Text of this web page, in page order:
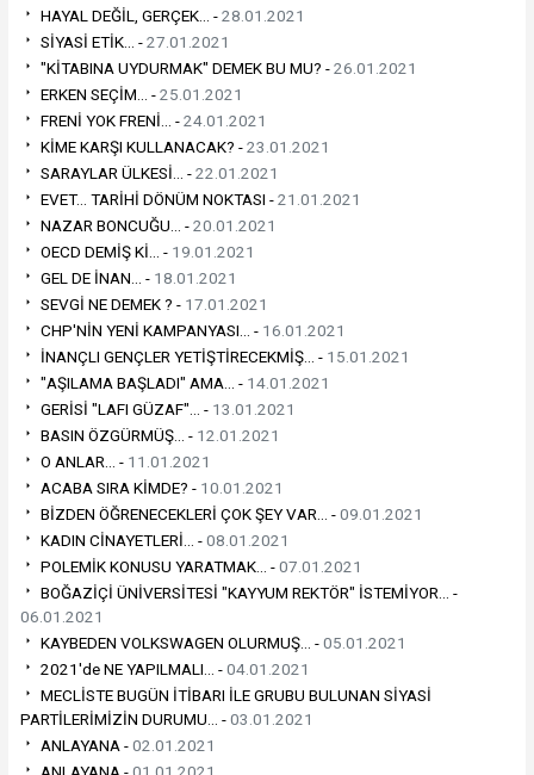
HAYAL DEĞİL, GERÇEK... -28.01.2021
SİYASİ ETİK... -27.01.2021
"KİTABINA UYDURMAK" DEMEK BU MU? -26.01.2021
ERKEN SEÇİM... -25.01.2021
FRENİ YOK FRENİ... -24.01.2021
KİME KARŞI KULLANACAK? -23.01.2021
SARAYLAR ÜLKESİ... -22.01.2021
EVET... TARİHİ DÖNÜM NOKTASI -21.01.2021
NAZAR BONCUĞU... -20.01.2021
OECD DEMİŞ Kİ... - 19.01.2021
GEL DE İNAN... - 18.01.2021
SEVGİ NE DEMEK ? - 17.01.2021
CHP'NİN YENİ KAMPANYASI... - 16.01.2021
İNANÇLI GENÇLER YETİŞTİRECEKMİŞ... - 15.01.2021
"AŞILAMA BAŞLADI" AMA... - 14.01.2021
GERİSİ "LAFI GÜZAF"... - 13.01.2021
BASIN ÖZGÜRMÜŞ... - 12.01.2021
O ANLAR... - 11.01.2021
ACABA SIRA KİMDE? - 10.01.2021
BİZDEN ÖĞRENECEKLERİ ÇOK ŞEY VAR... -09.01.2021
KADIN CİNAYETLERİ... -08.01.2021
POLEMİK KONUSU YARATMAK... -07.01.2021
BOĞAZİÇİ ÜNİVERSİTESİ "KAYYUM REKTÖR" İSTEMİYOR... -
06.01.2021
KAYBEDEN VOLKSWAGEN OLURMUŞ... -05.01.2021
2021'de NE YAPILMALI... -04.01.2021
MECLİSTE BUGÜN İTİBARI İLE GRUBU BULUNAN SİYASİ
PARTİLERİMİZİN DURUMU... -03.01.2021
ANLAYANA -02.01.2021